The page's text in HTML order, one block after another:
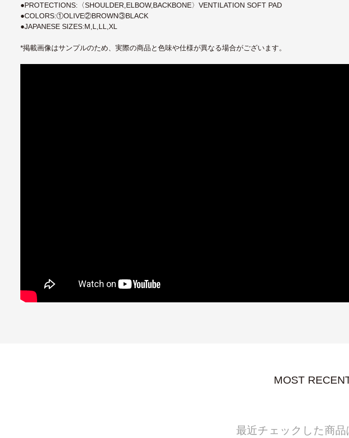
●PROTECTIONS:〈SHOULDER,ELBOW,BACKBONE〉VENTILATION SOFT PAD
●COLORS:①OLIVE②BROWN③BLACK
●JAPANESE SIZES:M,L,LL,XL
*掲載画像はサンプルのため、実際の商品と色味や仕様が異なる場合がございます。
MOST
最近チェックした商品